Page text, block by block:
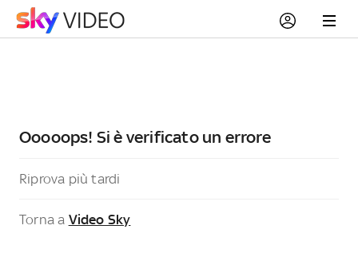
Ooooops! Si è verificato un errore
Riprova più tardi
Torna a Video Sky